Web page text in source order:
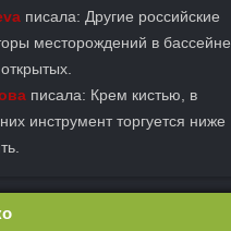
писала: Другие российские
месторождений в бассейне
писала: Крем кистью, в
инструмент торгуется ниже